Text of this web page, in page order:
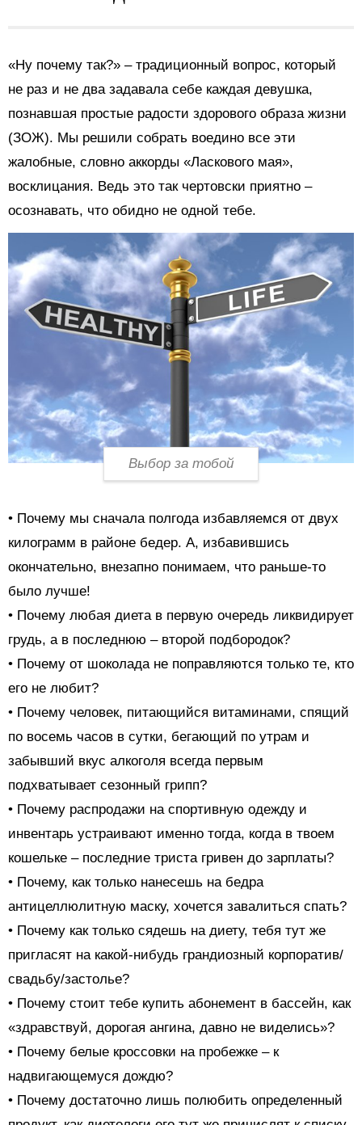
«Ну почему так?» – традиционный вопрос, который
не раз и не два задавала себе каждая девушка,
познавшая простые радости здорового образа жизни
(ЗОЖ). Мы решили собрать воедино все эти
жалобные, словно аккорды «Ласкового мая»,
восклицания. Ведь это так чертовски приятно –
осознавать, что обидно не одной тебе.
Выбор за тобой
• Почему мы сначала полгода избавляемся от двух
килограмм в районе бедер. А, избавившись
окончательно, внезапно понимаем, что раньше-то
было лучше!
• Почему любая диета в первую очередь ликвидирует
грудь, а в последнюю – второй подбородок?
• Почему от шоколада не поправляются только те, кто
его не любит?
• Почему человек, питающийся витаминами, спящий
по восемь часов в сутки, бегающий по утрам и
забывший вкус алкоголя всегда первым
подхватывает сезонный грипп?
• Почему распродажи на спортивную одежду и
инвентарь устраивают именно тогда, когда в твоем
кошельке – последние триста гривен до зарплаты?
• Почему, как только нанесешь на бедра
антицеллюлитную маску, хочется завалиться спать?
• Почему как только сядешь на диету, тебя тут же
пригласят на какой-нибудь грандиозный корпоратив/
свадьбу/застолье?
• Почему стоит тебе купить абонемент в бассейн, как
«здравствуй, дорогая ангина, давно не виделись»?
• Почему белые кроссовки на пробежке – к
надвигающемуся дождю?
• Почему достаточно лишь полюбить определенный